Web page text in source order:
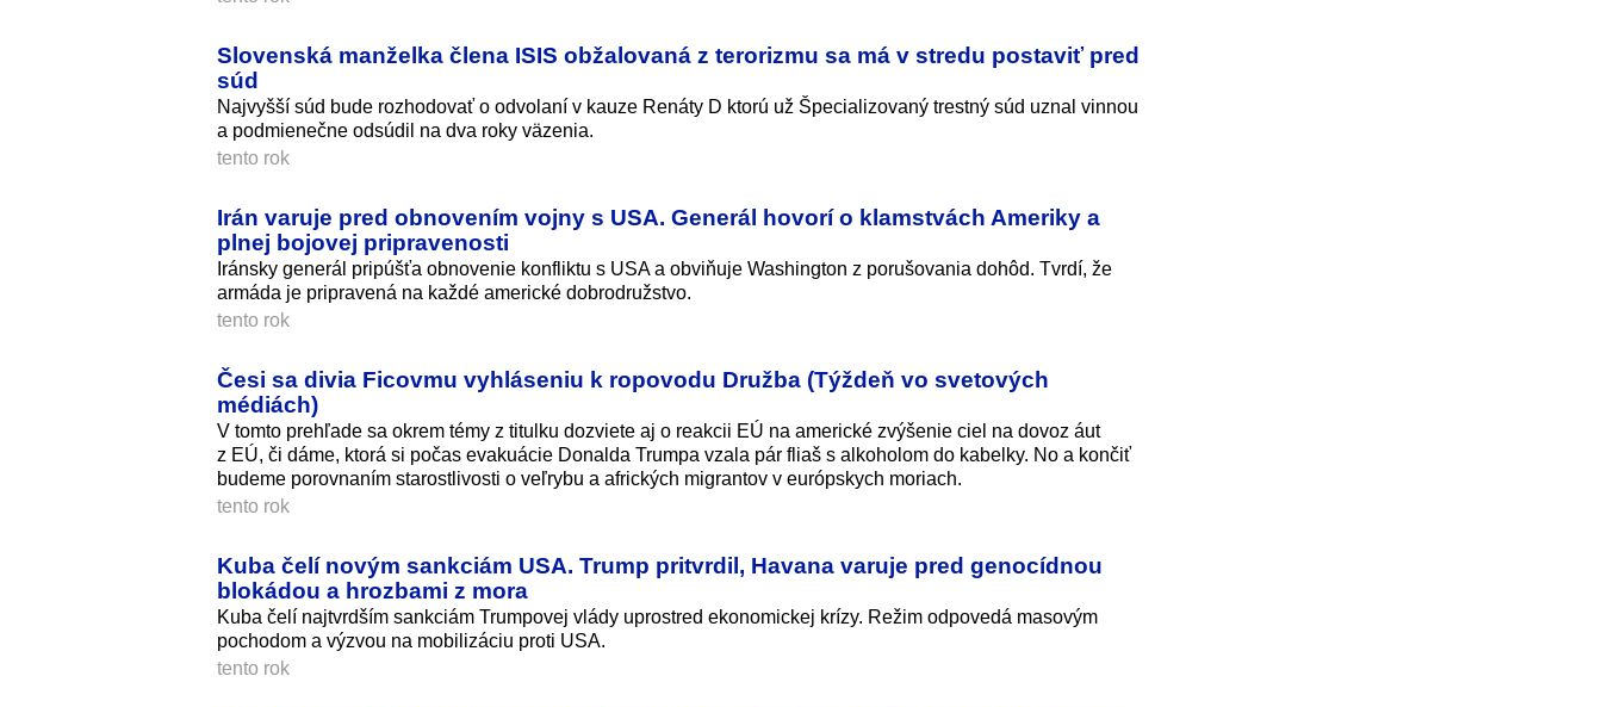
Slovenská manželka člena ISIS obžalovaná z terorizmu sa má v stredu postaviť pred
súd
Najvyšší súd bude rozhodovať o odvolaní v kauze Renáty D ktorú už Špecializovaný trestný súd uznal vinnou
a podmienečne odsúdil na dva roky väzenia.
tento rok
Irán varuje pred obnovením vojny s USA. Generál hovorí o klamstvách Ameriky a
plnej bojovej pripravenosti
Iránsky generál pripúšťa obnovenie konfliktu s USA a obviňuje Washington z porušovania dohôd. Tvrdí, že
armáda je pripravená na každé americké dobrodružstvo.
tento rok
Česi sa divia Ficovmu vyhláseniu k ropovodu Družba (Týždeň vo svetových
médiách)
V tomto prehľade sa okrem témy z titulku dozviete aj o reakcii EÚ na americké zvýšenie ciel na dovoz áut
z EÚ, či dáme, ktorá si počas evakuácie Donalda Trumpa vzala pár fliaš s alkoholom do kabelky. No a končiť
budeme porovnaním starostlivosti o veľrybu a afrických migrantov v európskych moriach.
tento rok
Kuba čelí novým sankciám USA. Trump pritvrdil, Havana varuje pred genocídnou
blokádou a hrozbami z mora
Kuba čelí najtvrdším sankciám Trumpovej vlády uprostred ekonomickej krízy. Režim odpovedá masovým
pochodom a výzvou na mobilizáciu proti USA.
tento rok